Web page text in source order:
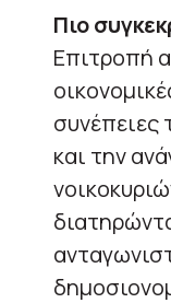
Πιο
Επιτροπή
συνέπειες
και την